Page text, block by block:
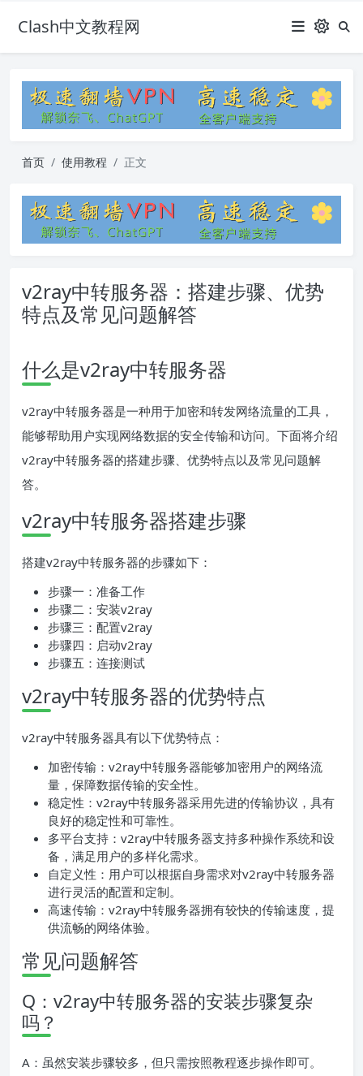
Clash中文教程网
首页 使用教程 正文
v2ray中转服务器：搭建步骤、优势
特点及常见问题解答
什么是v2ray中转服务器
v2ray中转服务器是一种用于加密和转发网络流量的工具，
能够帮助用户实现网络数据的安全传输和访问。下面将介绍
v2ray中转服务器的搭建步骤、优势特点以及常见问题解
答。
v2ray中转服务器搭建步骤
搭建v2ray中转服务器的步骤如下：
步骤一：准备工作
步骤二：安装v2ray
步骤三：配置v2ray
步骤四：启动v2ray
步骤五：连接测试
v2ray中转服务器的优势特点
v2ray中转服务器具有以下优势特点：
加密传输：v2ray中转服务器能够加密用户的网络流
量，保障数据传输的安全性。
稳定性：v2ray中转服务器采用先进的传输协议，具有
良好的稳定性和可靠性。
多平台支持：v2ray中转服务器支持多种操作系统和设
备，满足用户的多样化需求。
自定义性：用户可以根据自身需求对v2ray中转服务器
进行灵活的配置和定制。
高速传输：v2ray中转服务器拥有较快的传输速度，提
供流畅的网络体验。
常见问题解答
Q：v2ray中转服务器的安装步骤复杂
吗？
A：虽然安装步骤较多，但只需按照教程逐步操作即可。